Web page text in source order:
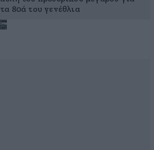
τα 80ά του γενέθλια